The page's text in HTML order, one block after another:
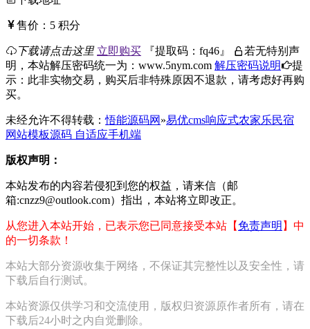
售价： 5 积分
下载请点击这里 立即购买 『提取码： fq46 』
若无特别声
明，本站解压密码统一为：www.5nym.com 解压密码说明
提
示：此非实物交易，购买后非特殊原因不退款，请考虑好再购
买。
未经允许不得转载：悟能源码网 »易优cms响应式农家乐民宿
网站模板源码 自适应手机端
版权声明：
本站发布的内容若侵犯到您的权益，请来信（邮
箱:cnzz9@outlook.com）指出，本站将立即改正。
从您进入本站开始，已表示您已同意接受本站【 免责声明 】中
的一切条款！
本站大部分资源收集于网络，不保证其完整性以及安全性，请
下载后自行测试。
本站资源仅供学习和交流使用，版权归资源原作者所有，请在
下载后24小时之内自觉删除。